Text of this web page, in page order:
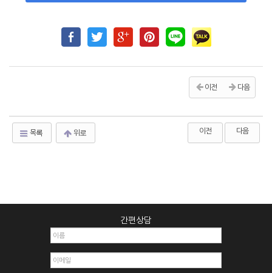
이전 다음
목록 위로 이전 다음
간편상담